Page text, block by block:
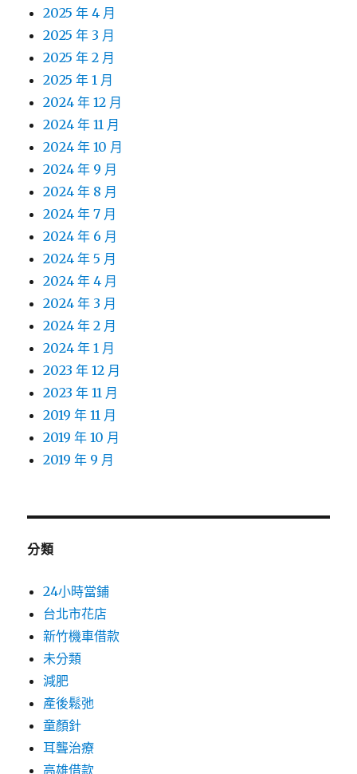
2025 年 4 月
2025 年 3 月
2025 年 2 月
2025 年 1 月
2024 年 12 月
2024 年 11 月
2024 年 10 月
2024 年 9 月
2024 年 8 月
2024 年 7 月
2024 年 6 月
2024 年 5 月
2024 年 4 月
2024 年 3 月
2024 年 2 月
2024 年 1 月
2023 年 12 月
2023 年 11 月
2019 年 11 月
2019 年 10 月
2019 年 9 月
分類
24小時當鋪
台北市花店
新竹機車借款
未分類
減肥
產後鬆弛
童顏針
耳聾治療
高雄借款